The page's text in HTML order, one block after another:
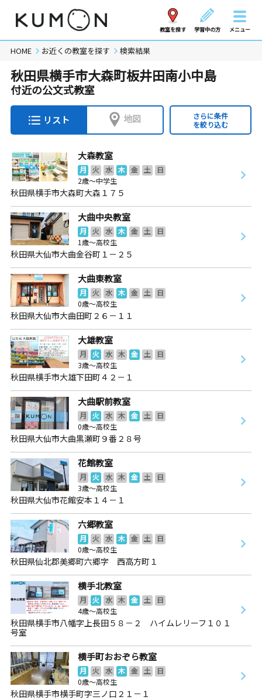
教室を探す 学習中の方 メニュー
HOME お近くの教室を探す 検索結果
秋田県横手市大森町板井田南小中島
付近の公文式教室
リスト 地図
さらに条件
を絞り込む
大森教室
月 火 水 木 金 土
日
2歳～中学生
秋田県横手市大森町大森１７５
大曲中央教室
月 火 水 木 金 土
日
1歳～高校生
秋田県大仙市大曲金谷町１－２５
大曲東教室
月 火 水 木 金 土
日
0歳～高校生
秋田県大仙市大曲田町２６－１１
大雄教室
月 火 水 木 金 土
日
3歳～高校生
秋田県横手市大雄下田町４２－１
大曲駅前教室
月 火 水 木 金 土
日
0歳～高校生
秋田県大仙市大曲黒瀬町９番２８号
花館教室
月 火 水 木 金 土
日
3歳～高校生
秋田県大仙市花館安本１４－１
六郷教室
月 火 水 木 金 土
日
0歳～高校生
秋田県仙北郡美郷町六郷字 西高方町１
横手北教室
月 火 水 木 金 土
日
4歳～高校生
秋田県横手市八幡字上長田５８－２ ハイムレリーフ１０１
号室
横手町おおぞら教室
月 火 水 木 金 土
日
0歳～高校生
秋田県横手市横手町字三ノ口２１－１